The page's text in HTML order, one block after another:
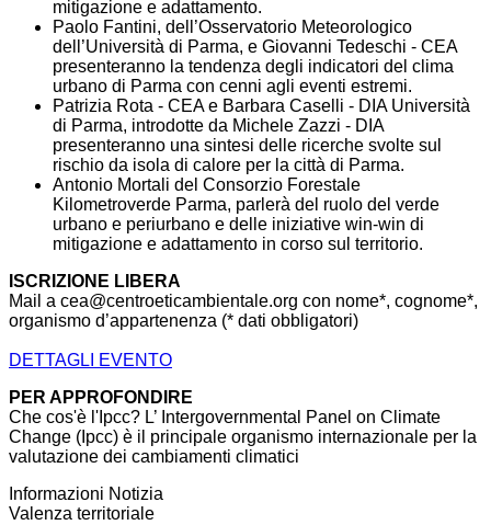
mitigazione e adattamento.
Paolo Fantini, dell’Osservatorio Meteorologico
dell’Università di Parma, e Giovanni Tedeschi - CEA
presenteranno la tendenza degli indicatori del clima
urbano di Parma con cenni agli eventi estremi.
Patrizia Rota - CEA e Barbara Caselli - DIA Università
di Parma, introdotte da Michele Zazzi - DIA
presenteranno una sintesi delle ricerche svolte sul
rischio da isola di calore per la città di Parma.
Antonio Mortali del Consorzio Forestale
Kilometroverde Parma, parlerà del ruolo del verde
urbano e periurbano e delle iniziative win-win di
mitigazione e adattamento in corso sul territorio.
ISCRIZIONE LIBERA
Mail a cea@centroeticambientale.org con nome*, cognome*,
organismo d’appartenenza (* dati obbligatori)
DETTAGLI EVENTO
PER APPROFONDIRE
Che cos'è l'Ipcc? L’ Intergovernmental Panel on Climate
Change (Ipcc) è il principale organismo internazionale per la
valutazione dei cambiamenti climatici
Informazioni Notizia
Valenza territoriale